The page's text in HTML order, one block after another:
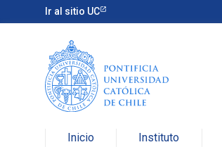
Ir al sitio UC
Inicio Instituto